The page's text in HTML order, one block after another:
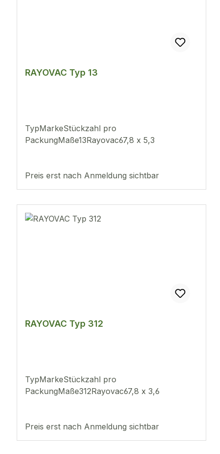
RAYOVAC Typ 13
TypMarkeStückzahl pro
PackungMaße13Rayovac67,8 x 5,3
Preis erst nach Anmeldung sichtbar
RAYOVAC Typ 312
TypMarkeStückzahl pro
PackungMaße312Rayovac67,8 x 3,6
Preis erst nach Anmeldung sichtbar